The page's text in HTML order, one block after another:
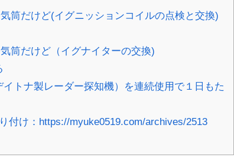
筒だけど(イグニッションコイルの点検と交換)
筒だけど（イグナイターの交換)
ナ製レーダー探知機）を連続使用で１日もた
け：https://myuke0519.com/archives/2513